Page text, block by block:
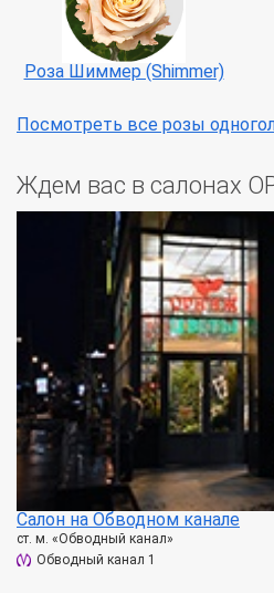
Роза Шиммер (Shimmer)
Посмотреть все розы
Ждем вас в салонах
Салон на Обводном канале
ст. м. «Обводный канал»
Обводный канал 1